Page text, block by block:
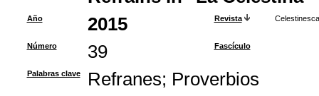
Año 2015 Revista Celestinesca
Número 39 Fascículo
Palabras clave Refranes; Proverbios